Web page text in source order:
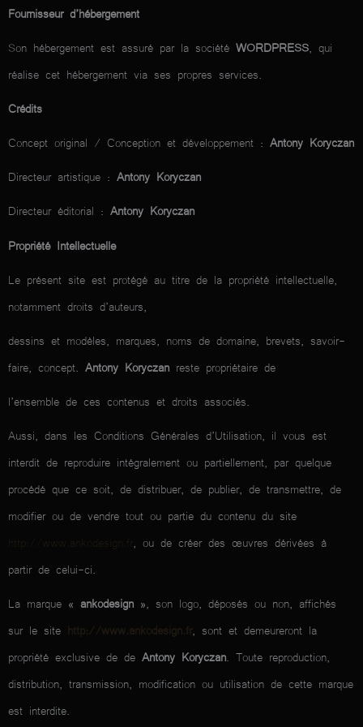
Fournisseur d’hébergement
Son hébergement est assuré par la société WORDPRESS , qui
réalise cet hébergement via ses propres services.
Crédits
Concept original / Conception et développement : Antony Koryczan
Directeur artistique : Antony Koryczan
Directeur éditorial : Antony Koryczan
Propriété Intellectuelle
Le présent site est protégé au titre de la propriété intellectuelle,
notamment droits d’auteurs,
dessins et modèles, marques, noms de domaine, brevets, savoir-
faire, concept. Antony Koryczan reste propriétaire de
l’ensemble de ces contenus et droits associés.
Aussi, dans les Conditions Générales d’Utilisation, il vous est
interdit de reproduire intégralement ou partiellement, par quelque
procédé que ce soit, de distribuer, de publier, de transmettre, de
modifier ou de vendre tout ou partie du contenu du site
http://www.ankodesign.fr
, ou de créer des œuvres dérivées à
partir de celui-ci.
La marque « ankodesign », son logo, déposés ou non, affichés
sur le site http://www.ankodesign.fr, sont et demeureront la
propriété exclusive de de Antony Koryczan . Toute reproduction,
distribution, transmission, modification ou utilisation de cette marque
est interdite.